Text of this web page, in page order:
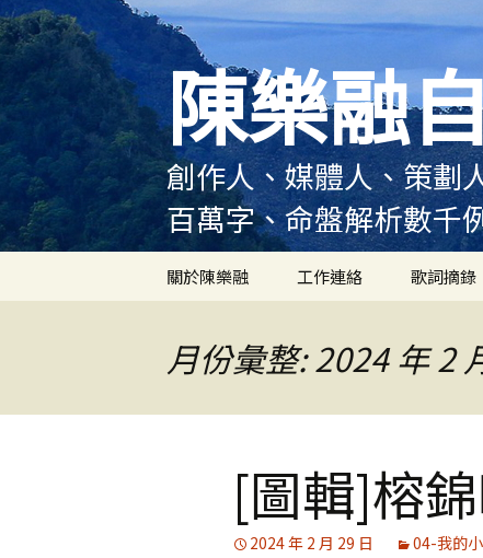
跳
至
主
容
陳樂融
創作人、媒體人、策劃
百萬字、命盤解析數千
關於陳樂融
陳樂融大事記
陳樂融舞台劇及音樂劇
作品演出紀錄
媒體專訪精選
工作連絡 歌詞摘錄
月份彙整: 2024 年 2
[圖輯]榕
2024 年 2 月 29 日 04-我的